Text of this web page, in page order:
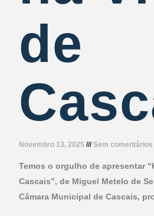
de
Novembro 13, 2025 Sem comentários
Temos o orgulho de apresentar
Cascais”, de Miguel Metelo de
Câmara Municipal de Cascais,